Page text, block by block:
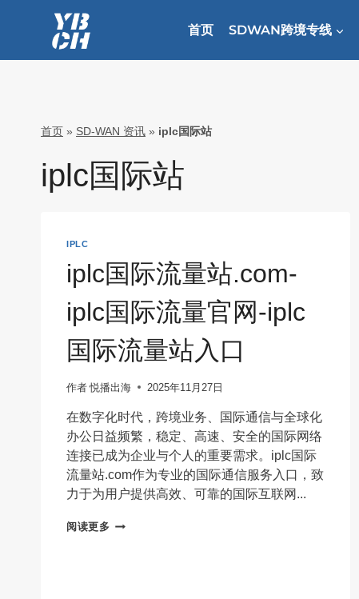
首页 SDWAN跨境专线
首页 » SD-WAN 资讯 » iplc国际站
iplc国际站
IPLC
iplc国际流量站.com-
iplc国际流量官网-iplc
国际流量站入口
作者 悦播出海 2025年11月27日
在数字化时代，跨境业务、国际通信与全球化
办公日益频繁，稳定、高速、安全的国际网络
连接已成为企业与个人的重要需求。iplc国际
流量站.com作为专业的国际通信服务入口，致
力于为用户提供高效、可靠的国际互联网...
阅读更多 IPLC